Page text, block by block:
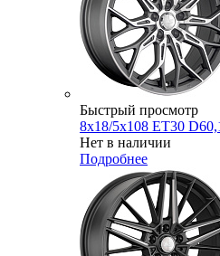
Быстрый просмотр
8x18/5x108 ET30
Нет в наличии
Подробнее